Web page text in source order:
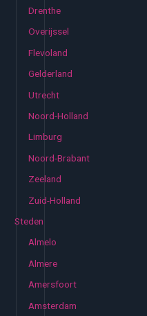
Drenthe
Overijssel
Flevoland
Gelderland
Utrecht
Noord-Holland
Limburg
Noord-Brabant
Zeeland
Zuid-Holland
Steden
Almelo
Almere
Amersfoort
Amsterdam